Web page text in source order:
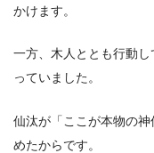
かけます。
一方、木人ととも行動
っていました。
仙汰が「ここが本物の
めたからです。